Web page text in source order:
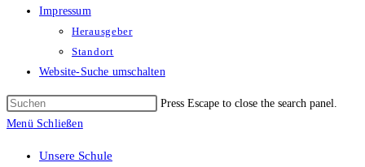
Impressum
Herausgeber
Standort
Website-Suche umschalten
Press Escape to close the search panel.
Menü Schließen
Unsere Schule